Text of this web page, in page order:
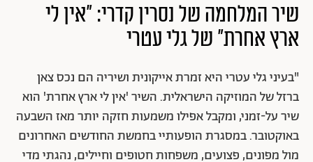
שיר המלחמה של נסרין קדרי: "אין לי
ארץ אחרת" של גלי עטרי
"בעיני גלי עטרי היא זמרת אייקונית ושיריה הם נכס צאן
ברזל של המוזיקה הישראלית. השיר 'אין לי ארץ אחרת' הוא
שיר על-זמני, ומקבל אפילו משמעות חזקה יותר מאז השבעה
באוקטובר. במסגרת הופעותיי בחמשת החודשים האחרונים
מול מפונים, פצועים, משפחות חטופים וחיילים, נהגתי מדי